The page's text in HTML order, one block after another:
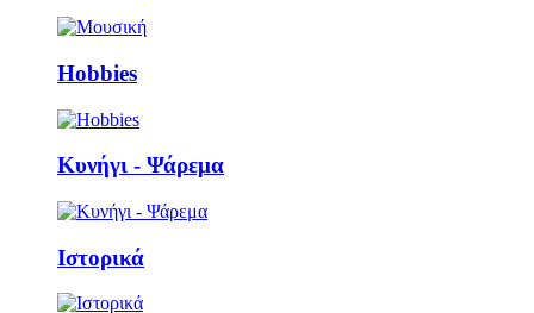
Ηobbies
Κυνήγι - Ψάρεμα
Ιστορικά